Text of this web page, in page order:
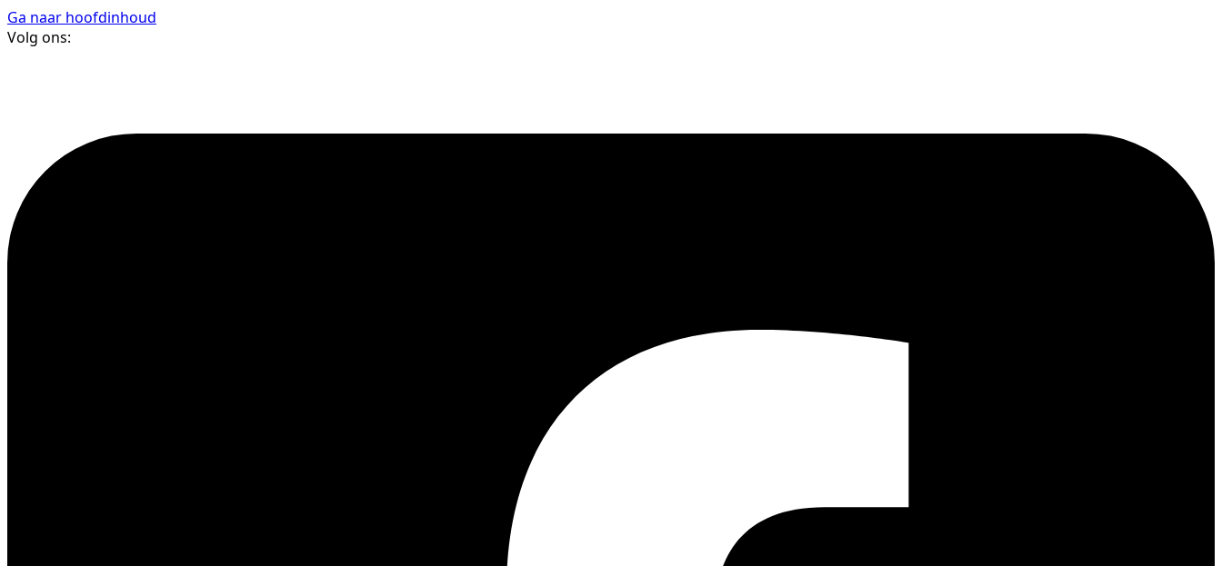
Ga naar hoofdinhoud
Volg ons: